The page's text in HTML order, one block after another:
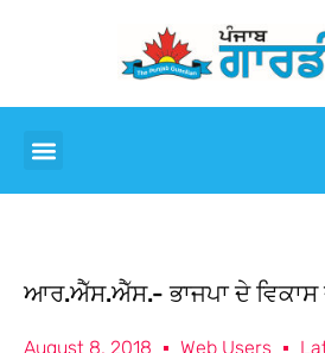
ਆਰ.ਐੱਸ.ਐੱਸ.- ਭਾਜਪਾ ਦੇ ਵਿਕਾਸ
August 8, 2018 Web Users